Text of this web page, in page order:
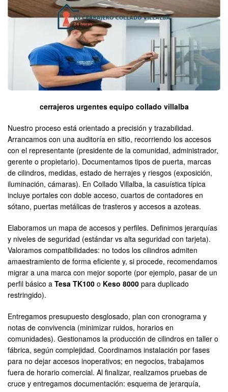
cerrajeros urgentes equipo collado villalba
Nuestro proceso está orientado a precisión y trazabilidad.
Arrancamos con una auditoría en sitio, recorriendo los accesos
con el representante (presidente de la comunidad, administrador,
gerente o propietario). Documentamos tipos de puerta, marcas
de cilindros, medidas, estado de herrajes y riesgos (exposición,
iluminación, cámaras). En Collado Villalba, la casuística típica
incluye portales con doble acceso, cuartos de contadores en
sótano, puertas metálicas de trasteros y accesos a azoteas.
Elaboramos un mapa de accesos y perfiles. Definimos jerarquías
y niveles de seguridad (estándar vs alta seguridad con tarjeta).
Valoramos compatibilidades: no todos los cilindros admiten
amaestramiento de forma eficiente y, si procede, recomendamos
migrar a una marca con mejor soporte (por ejemplo, pasar de un
perfil básico a Tesa TK100 o Keso 8000 para duplicado
restringido).
Entregamos presupuesto desglosado, plan con cronograma y
notas de convivencia (minimizar ruidos, horarios en
comunidades). Gestionamos la producción de cilindros en taller o
fábrica, según complejidad. Coordinamos instalación por fases
para no dejar accesos inoperativos; en negocios, trabajamos
fuera de horario comercial. Al finalizar, realizamos pruebas de
cruce y entregamos documentación: esquema de jerarquía,